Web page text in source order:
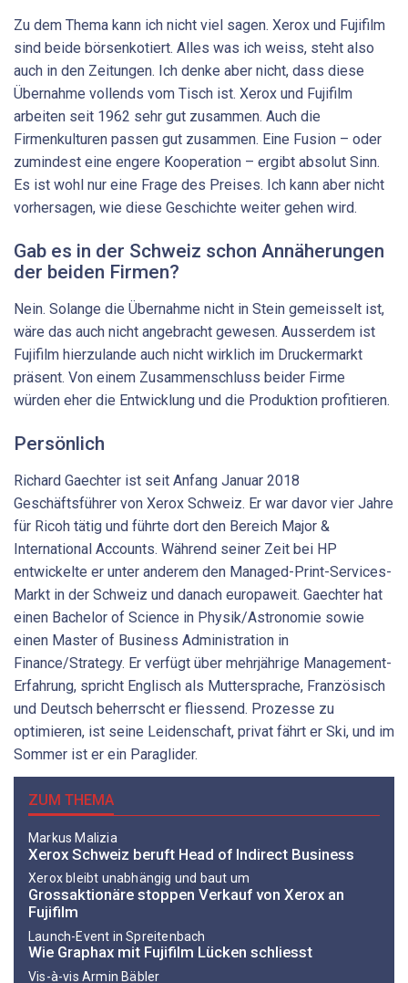
Zu dem Thema kann ich nicht viel sagen. Xerox und Fujifilm
sind beide börsenkotiert. Alles was ich weiss, steht also
auch in den Zeitungen. Ich denke aber nicht, dass diese
Übernahme vollends vom Tisch ist. Xerox und Fujifilm
arbeiten seit 1962 sehr gut zusammen. Auch die
Firmenkulturen passen gut zusammen. Eine Fusion – oder
zumindest eine engere Kooperation – ergibt absolut Sinn.
Es ist wohl nur eine Frage des Preises. Ich kann aber nicht
vorhersagen, wie diese Geschichte weiter gehen wird.
Gab es in der Schweiz schon Annäherungen
der beiden Firmen?
Nein. Solange die Übernahme nicht in Stein gemeisselt ist,
wäre das auch nicht angebracht gewesen. Ausserdem ist
Fujifilm hierzulande auch nicht wirklich im Druckermarkt
präsent. Von einem Zusammenschluss beider Firme
würden eher die Entwicklung und die Produktion profitieren.
Persönlich
Richard Gaechter ist seit Anfang Januar 2018
Geschäftsführer von Xerox Schweiz. Er war davor vier Jahre
für Ricoh tätig und führte dort den Bereich Major &
International Accounts. Während seiner Zeit bei HP
entwickelte er unter anderem den Managed-Print-Services-
Markt in der Schweiz und danach europaweit. Gaechter hat
einen Bachelor of Science in Physik/Astronomie sowie
einen Master of Business Administration in
Finance/Strategy. Er verfügt über mehrjährige Management-
Erfahrung, spricht Englisch als Muttersprache, Französisch
und Deutsch beherrscht er flies­send. Prozesse zu
optimieren, ist seine Leidenschaft, privat fährt er Ski, und im
Sommer ist er ein Paraglider.
ZUM THEMA
Markus Malizia
Xerox Schweiz beruft Head of Indirect Business
Xerox bleibt unabhängig und baut um
Grossaktionäre stoppen Verkauf von Xerox an
Fujifilm
Launch-Event in Spreitenbach
Wie Graphax mit Fujifilm Lücken schliesst
Vis-à-vis Armin Bäbler